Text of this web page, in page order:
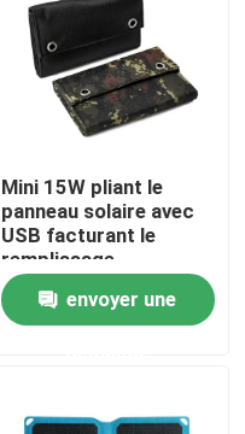
Mini 15W pliant le
panneau solaire avec
USB facturant le
remplissage
d'ordinateur portable
de téléphoneenvoyer une